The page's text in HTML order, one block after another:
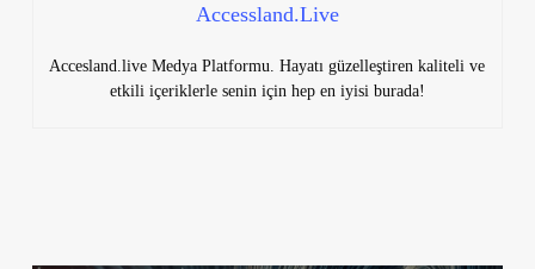
Accessland.Live
Accesland.live Medya Platformu. Hayatı güzelleştiren kaliteli ve
etkili içeriklerle senin için hep en iyisi burada!